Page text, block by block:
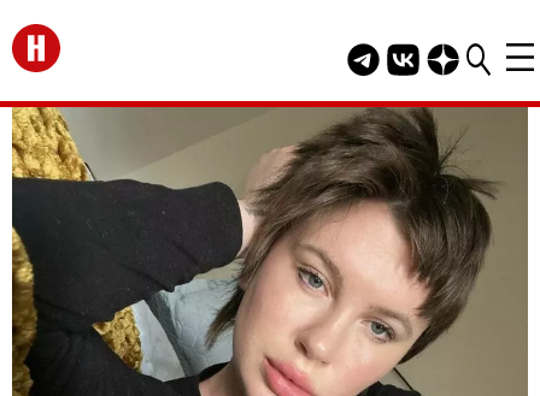
Перейти на главную
Telegram канал
Группа HELLO
Канал